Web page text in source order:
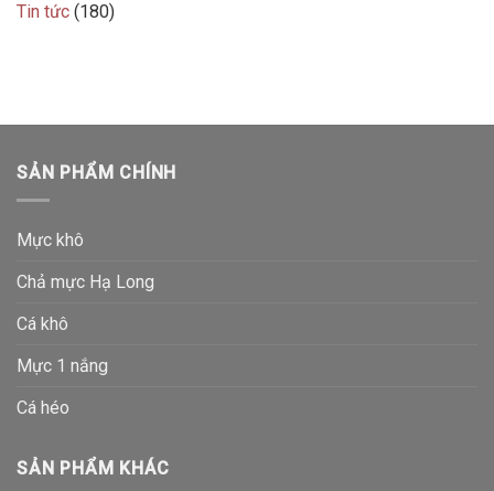
Tin tức (180)
SẢN PHẨM CHÍNH
Mực khô
Chả mực Hạ Long
Cá khô
Mực 1 nắng
Cá héo
SẢN PHẨM KHÁC